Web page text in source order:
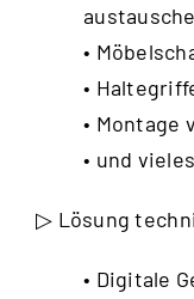
•
•
• Montage
• und
▷ Lösung
• Digitale